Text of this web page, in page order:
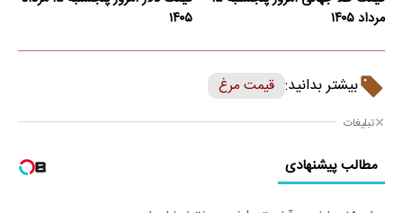
مرداد ۱۴۰۵
۱۴۰۵
بیشتر بدانید: قیمت مرغ
تبلیغات
مطالب پیشنهادی